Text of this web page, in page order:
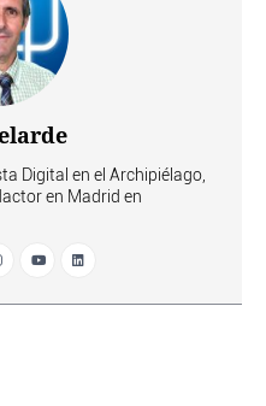
Digital en el Archipiélago,
en Madrid en